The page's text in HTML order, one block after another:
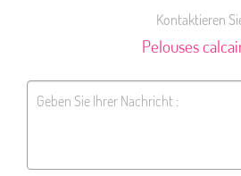
Kontaktieren
Pelouses